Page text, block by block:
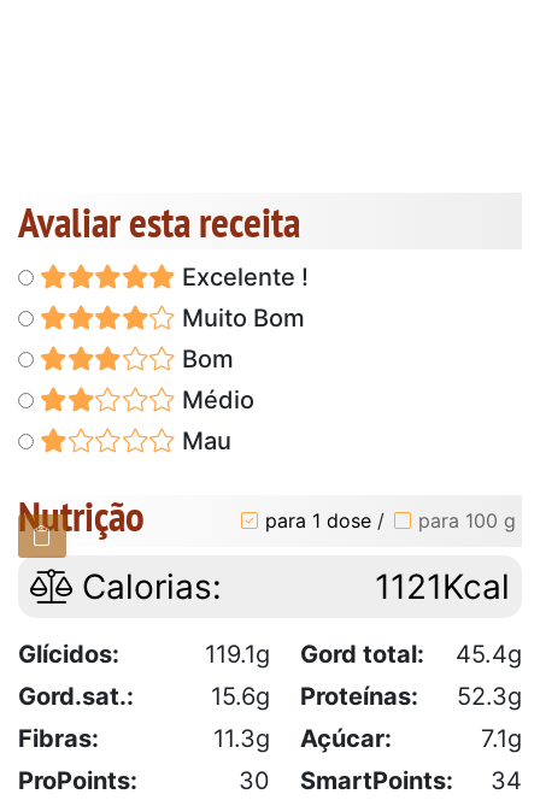
Avaliar esta receita
Excelente !
Muito Bom
Bom
Médio
Mau
Nutrição para 1 dose / para 100 g
Calorias: 1121Kcal
Glícidos: 119.1g Gord total:
45.4g
Gord.sat.:
15.6g Proteínas:
52.3g
Fibras:
11.3g Açúcar:
7.1g
ProPoints:
30 SmartPoints: 34